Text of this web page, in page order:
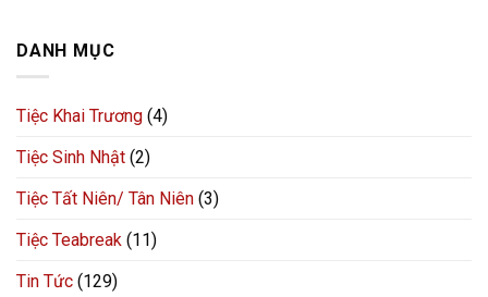
DANH MỤC
Tiệc Khai Trương (4)
Tiệc Sinh Nhật (2)
Tiệc Tất Niên/ Tân Niên (3)
Tiệc Teabreak (11)
Tin Tức (129)